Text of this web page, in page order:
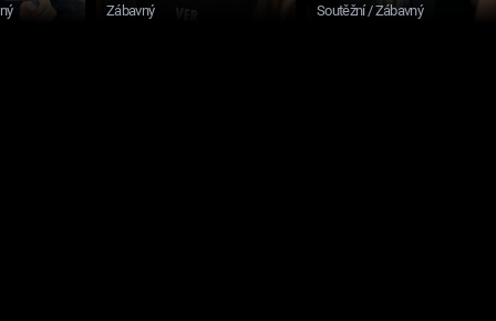
Zábavný Soutěžní / Zábavný